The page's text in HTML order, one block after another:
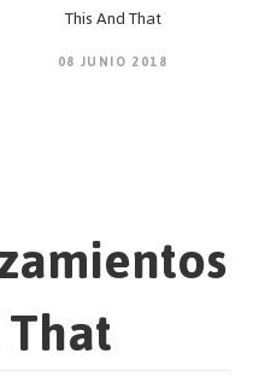
This And That
08 JUNIO 2018